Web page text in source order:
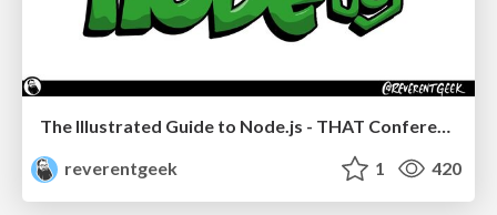
The Illustrated Guide to Node.js - THAT Conference 2024
reverentgeek
1 420